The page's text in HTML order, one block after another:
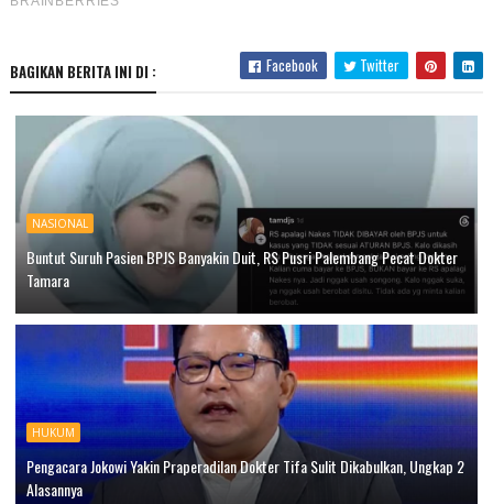
BAGIKAN BERITA INI DI : Facebook Twitter
NASIONAL
Buntut Suruh Pasien BPJS Banyakin Duit, RS Pusri Palembang Pecat Dokter
Tamara
HUKUM
Pengacara Jokowi Yakin Praperadilan Dokter Tifa Sulit Dikabulkan, Ungkap 2
Alasannya